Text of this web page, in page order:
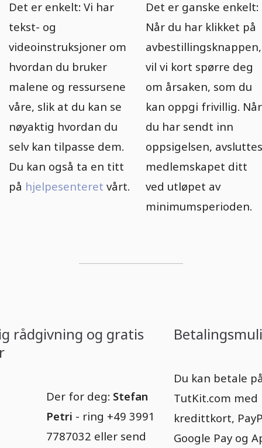
Det er enkelt: Vi har
tekst- og
videoinstruksjoner om
hvordan du bruker
malene og ressursene
våre, slik at du kan se
nøyaktig hvordan du
selv kan tilpasse dem.
Du kan også ta en titt
på hjelpesenteret vårt.
Det er ganske enkelt:
Når du har klikket på
avbestillingsknappen,
vil vi kort spørre deg
om årsaken, som du
kan oppgi frivillig. Når
du har sendt inn
oppsigelsen, avsluttes
medlemskapet ditt
ved utløpet av
minimumsperioden.
rådgivning og gratis
Der for deg: Stefan
Petri - ring +49 3991
7787032 eller send
Du kan betale
TutKit.com med
kredittkort,
Google Pay og